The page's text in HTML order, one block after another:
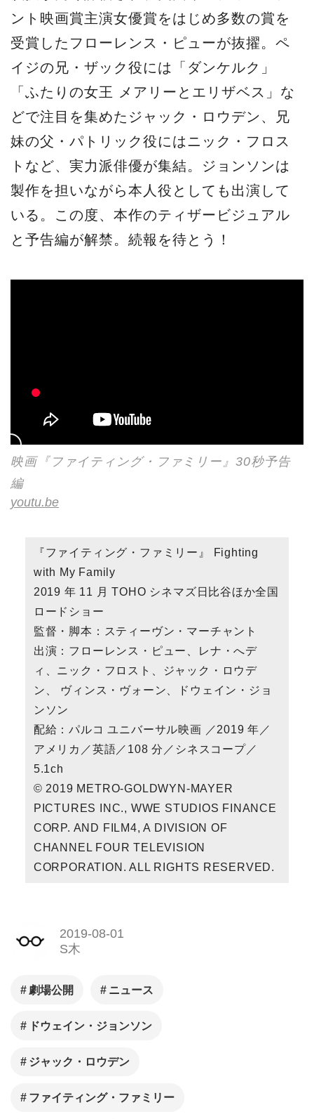
ント映画賞主演女優賞をはじめ多数の賞を
受賞したフローレンス・ピューが抜擢。ペ
イジの兄・ザック役には「ダンケルク」
「ふたりの女王 メアリーとエリザベス」な
どで注目を集めたジャック・ロウデン、兄
妹の父・パトリック役にはニック・フロス
トなど、実力派俳優が集結。ジョンソンは
製作を担いながら本人役としても出演して
いる。この度、本作のティザービジュアル
と予告編が解禁。続報を待とう！
映画『ファイティング・ファミリー』30秒予告
編
youtu.be
『ファイティング・ファミリー』 Fighting
with My Family
2019 年 11 月 TOHO シネマズ日比谷ほか全国
ロードショー
監督・脚本：スティーヴン・マーチャント
出演：フローレンス・ピュー、レナ・へデ
ィ、ニック・フロスト、ジャック・ロウデ
ン、 ヴィンス・ヴォーン、ドウェイン・ジョ
ンソン
配給：パルコ ユニバーサル映画 ／2019 年／
アメリカ／英語／108 分／シネスコープ／
5.1ch
© 2019 METRO-GOLDWYN-MAYER
PICTURES INC., WWE STUDIOS FINANCE
CORP. AND FILM4, A DIVISION OF
CHANNEL FOUR TELEVISION
CORPORATION. ALL RIGHTS RESERVED.
2019-08-01
S木
劇場公開 ニュース
ドウェイン・ジョンソン
ジャック・ロウデン
ファイティング・ファミリー